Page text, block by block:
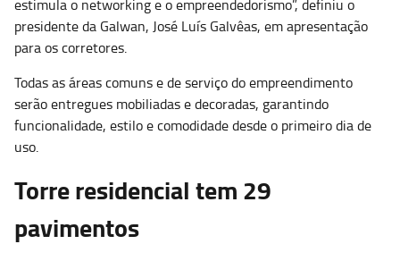
estimula o networking e o empreendedorismo”, definiu o
presidente da Galwan, José Luís Galvêas, em apresentação
para os corretores.
Todas as áreas comuns e de serviço do empreendimento
serão entregues mobiliadas e decoradas, garantindo
funcionalidade, estilo e comodidade desde o primeiro dia de
uso.
Torre residencial tem 29
pavimentos